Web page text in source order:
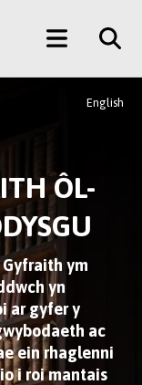
Main
Menu
English
ÔL-
ym
yn
ar gyfer y
ac
ein rhaglenni
i roi mantais